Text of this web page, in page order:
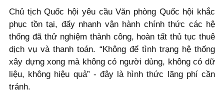
Chủ tịch Quốc hội yêu cầu Văn phòng Quốc hội khắc
phục tồn tại, đẩy nhanh vận hành chính thức các hệ
thống đã thử nghiệm thành công, hoàn tất thủ tục thuê
dịch vụ và thanh toán. “Không để tình trạng hệ thống
xây dựng xong mà không có người dùng, không có dữ
liệu, không hiệu quả” - đây là hình thức lãng phí cần
tránh.